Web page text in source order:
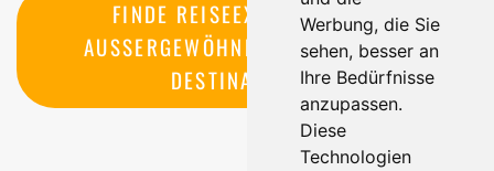
Werbung, die Sie
sehen, besser an
Ihre Bedürfnisse
anzupassen.
Diese
Technologien
FINDE REISEEXPERTEN FÜR
AUSSERGEWÖHNLICHE REISEN &
DESTINATIONEN